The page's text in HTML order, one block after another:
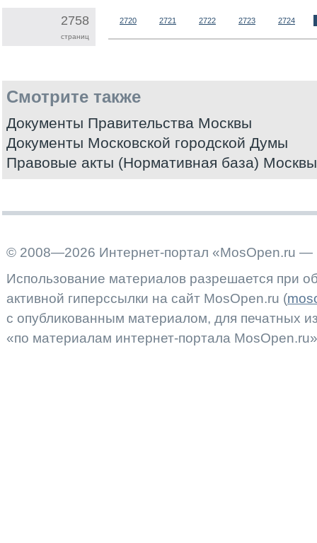
2758
страниц
2720 2721 2722 2723 2724
Смотрите также
Документы Правительства Москвы
Документы Московской городской Думы
Правовые акты (Нормативная база) Москвы
© 2008—2026 Интернет-портал «MosOpen.ru —
Использование материалов разрешается при
активной гиперссылки на сайт MosOpen.ru (
с опубликованным материалом, для печатных
«по материалам интернет-портала